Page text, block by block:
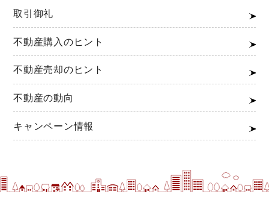
取引御礼
不動産購入のヒント
不動産売却のヒント
不動産の動向
キャンペーン情報